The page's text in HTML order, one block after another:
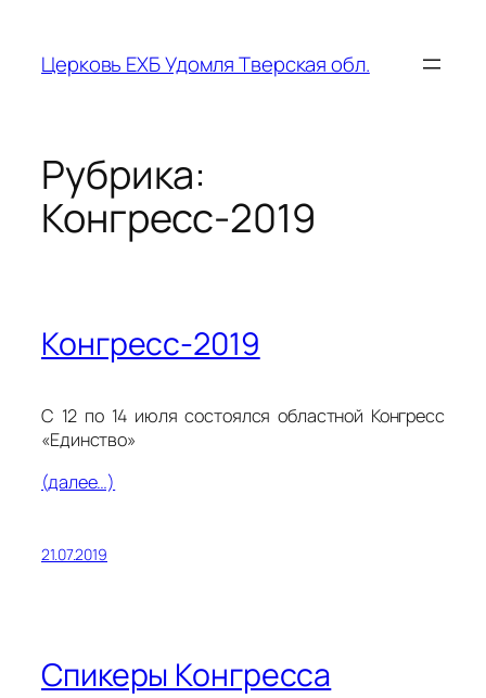
содержимому
Церковь ЕХБ Удомля Тверская обл.
Рубрика:
Конгресс-2019
Конгресс-2019
С 12 по 14 июля состоялся областной Конгресс
«Единство»
(далее…)
21.07.2019
Спикеры Конгресса